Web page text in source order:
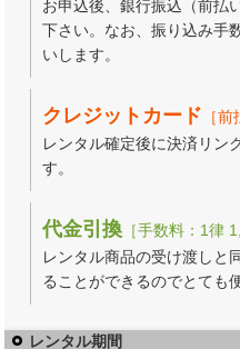
お申込後、銀行振込（前払
下さい。なお、振り込み手
いします。
クレジットカード ［前
レンタル確定後に決済リン
す。
代金引換［手数料：1律
レンタル商品の受け渡しと
ることができるのでとても
レンタル期間